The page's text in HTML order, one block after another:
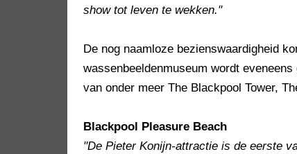
show tot leven te wekken."
De nog naamloze bezienswaardigheid
wassenbeeldenmuseum wordt
van onder meer The Blackpool Tower,
Blackpool Pleasure Beach
"De Pieter Konijn-attractie is de eerste